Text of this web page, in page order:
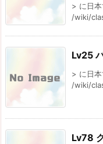
> に日
/wiki/
Lv25
> に日
/wiki/
Lv78